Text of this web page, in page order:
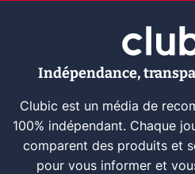
Indépendance,
Clubic est un média de
100% indépendant. Chaque
comparent des produits et
pour vous informer et